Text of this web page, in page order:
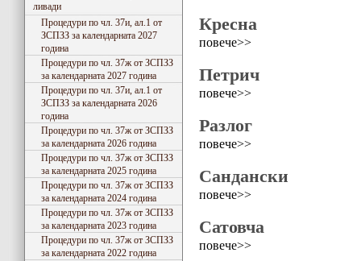
ливади
Процедури по чл. 37и, ал.1 от
ЗСПЗЗ за календарната 2027
година
Процедури по чл. 37ж от ЗСПЗЗ
за календарната 2027 година
Процедури по чл. 37и, ал.1 от
ЗСПЗЗ за календарната 2026
година
Процедури по чл. 37ж от ЗСПЗЗ
за календарната 2026 година
Процедури по чл. 37ж от ЗСПЗЗ
за календарната 2025 година
Процедури по чл. 37ж от ЗСПЗЗ
за календарната 2024 година
Процедури по чл. 37ж от ЗСПЗЗ
за календарната 2023 година
Процедури по чл. 37ж от ЗСПЗЗ
за календарната 2022 година
Кресна
повече>>
Петрич
повече>>
Разлог
повече>>
Сандански
повече>>
Сатовча
повече>>